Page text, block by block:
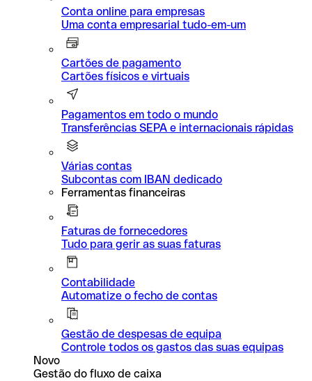
Conta online para empresas
Uma conta empresarial tudo-em-um
Cartões de pagamento
Cartões físicos e virtuais
Pagamentos em todo o mundo
Transferências SEPA e internacionais rápidas
Várias contas
Subcontas com IBAN dedicado
Ferramentas financeiras
Faturas de fornecedores
Tudo para gerir as suas faturas
Contabilidade
Automatize o fecho de contas
Gestão de despesas de equipa
Controle todos os gastos das suas equipas
Novo
Gestão do fluxo de caixa